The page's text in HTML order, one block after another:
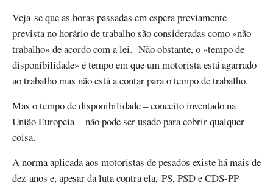
Veja-se que as horas passadas em espera previamente
prevista no horário de trabalho são consideradas como «não
trabalho» de acordo com a lei. Não obstante, o «tempo de
disponibilidade» é tempo em que um motorista está agarrado
ao trabalho mas não está a contar para o tempo de trabalho.
Mas o tempo de disponibilidade – conceito inventado na
União Europeia – não pode ser usado para cobrir qualquer
coisa.
A norma aplicada aos motoristas de pesados existe há mais de
dez anos e, apesar da luta contra ela, PS, PSD e CDS-PP